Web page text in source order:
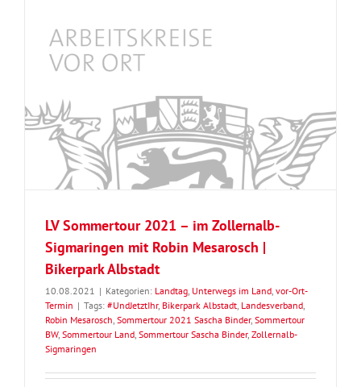
LV Sommertour 2021 – im Zollernalb-
Sigmaringen mit Robin Mesarosch |
Bikerpark Albstadt
10.08.2021 | Kategorien: Landtag, Unterwegs im Land, vor-Ort-
Termin | Tags: #UndJetztIhr, Bikerpark Albstadt, Landesverband,
Robin Mesarosch, Sommertour 2021 Sascha Binder, Sommertour
BW, Sommertour Land, Sommertour Sascha Binder, Zollernalb-
Sigmaringen